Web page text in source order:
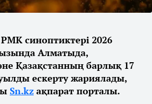
синоптиктері 2026
Алматыда,
Қазақстанның барлық 17
ескерту жариялады,
Sn.kz ақпарат порталы.